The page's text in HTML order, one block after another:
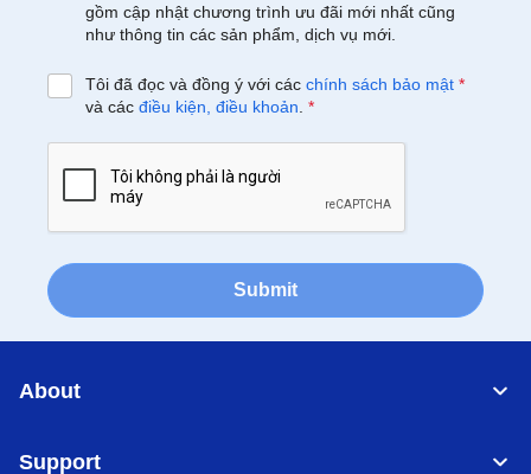
gồm cập nhật chương trình ưu đãi mới nhất cũng
như thông tin các sản phẩm, dịch vụ mới.
Tôi đã đọc và đồng ý với các chính sách bảo mật *
và các điều kiện, điều khoản *
Submit
About
Support